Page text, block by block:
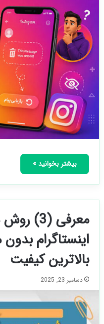
بیشتر بخوانید »
معرفی (3)
اینستاگرام
بالاترین کیفیت
دسامبر 23, 2025